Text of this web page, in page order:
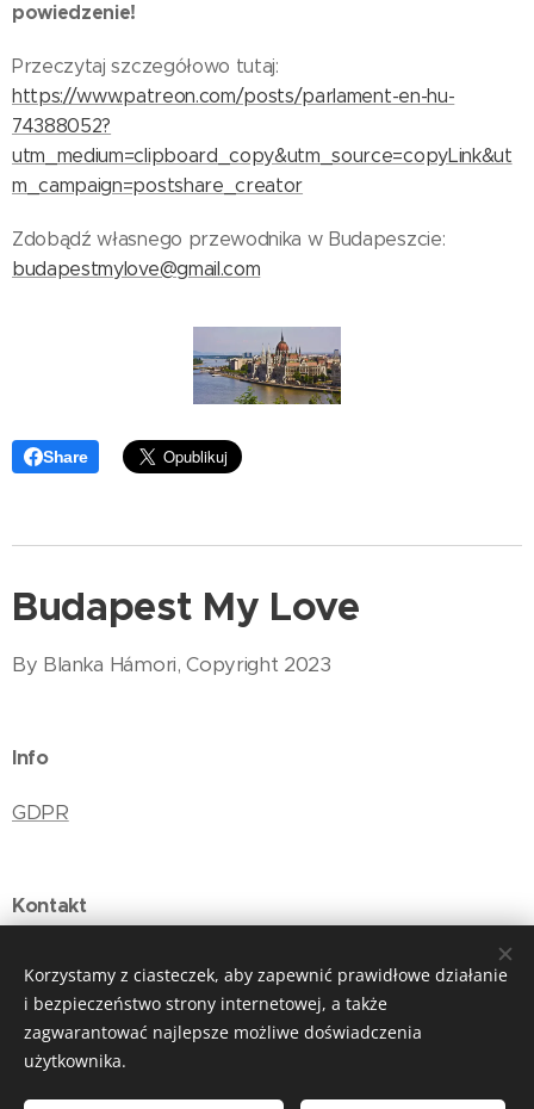
powiedzenie!
Przeczytaj szczegółowo tutaj:
https://www.patreon.com/posts/parlament-en-hu-
74388052?
utm_medium=clipboard_copy&utm_source=copyLink&ut
m_campaign=postshare_creator
Zdobądź własnego przewodnika w Budapeszcie:
budapestmylove@gmail.com
Share
Budapest My Love
By Blanka Hámori, Copyright 2023
Info
GDPR
Kontakt
Korzystamy z ciasteczek, aby zapewnić prawidłowe działanie
i bezpieczeństwo strony internetowej, a także
zagwarantować najlepsze możliwe doświadczenia
użytkownika.